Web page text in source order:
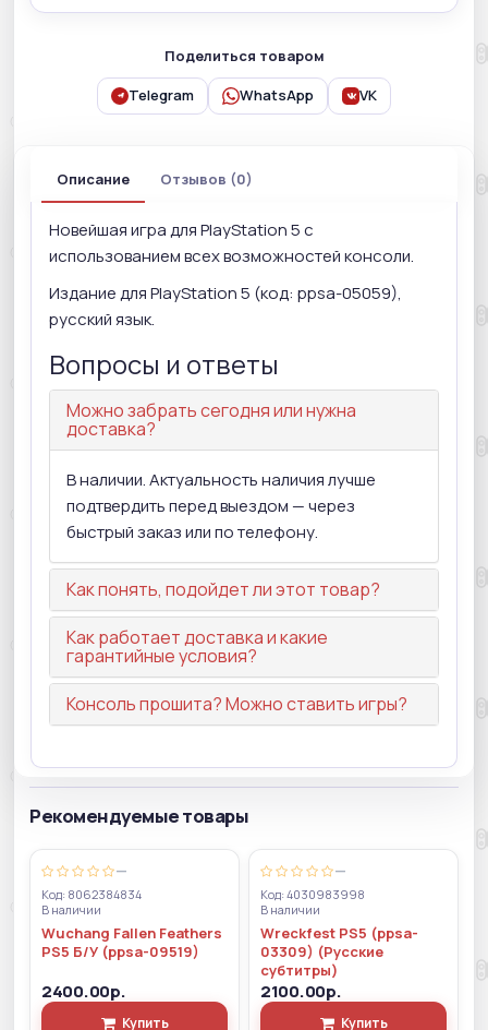
Поделиться товаром
Telegram WhatsApp VK
Описание Отзывов (0)
Новейшая игра для PlayStation 5 с
использованием всех возможностей консоли.
Издание для PlayStation 5 (код: ppsa-05059),
русский язык.
Вопросы и ответы
Можно забрать сегодня или нужна
доставка?
В наличии. Актуальность наличия лучше
подтвердить перед выездом — через
быстрый заказ или по телефону.
Как понять, подойдет ли этот товар?
Как работает доставка и какие
гарантийные условия?
Консоль прошита? Можно ставить игры?
Рекомендуемые товары
—
Код: 8062384834
В наличии
Wuchang Fallen Feathers
PS5 Б/У (ppsa-09519)
2400.00р.
Купить
—
Код: 4030983998
В наличии
Wreckfest PS5 (ppsa-
03309) (Русские
субтитры)
2100.00р.
Купить